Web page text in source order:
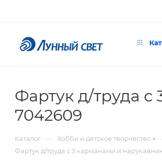
Фартук д/труда
7042609
Каталог — Хобби и детское творчество
Фартук д/труда с 3 карманами и